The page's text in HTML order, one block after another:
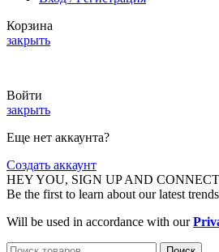
Корзина
закрыть
Войти
закрыть
Еще нет аккаунта?
Создать аккаунт
HEY YOU, SIGN UP AND
Be the first to learn about our latest
Will be used in accordance with our